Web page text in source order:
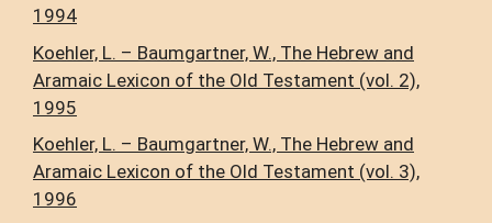
1994
Koehler, L. – Baumgartner, W., The Hebrew and
Aramaic Lexicon of the Old Testament (vol. 2),
1995
Koehler, L. – Baumgartner, W., The Hebrew and
Aramaic Lexicon of the Old Testament (vol. 3),
1996